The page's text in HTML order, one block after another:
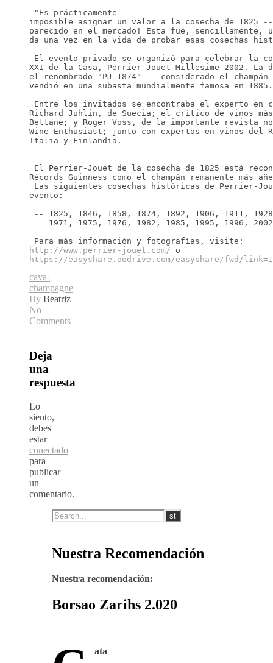
"Es prácticamente
imposible asignar un valor a la cosecha de 1825 --
parecido en el mercado! Esta fue, sencillamente,
da una vez en la vida de probar esas cosechas
El evento privado se organizó para celebrar la
XXI de la Casa, Perrier-Jouet Millesime 2002. La
el renombrado "PJ 1874" -- considerado el champán
vendió en una subasta mundialmente famosa en 1885.
Entre los invitados se encontraba el experto en
Richard Juhlin, de Suecia; el crítico de vinos más
Bettane; y Roger Voss, de la importante revista
Wine Enthusiast; junto con expertos en vinos del
Italia y Finlandia.
El Perrier-Jouet de la cosecha de 1825 está
Récords Guinness como el champán remanente más
Las siguientes cosechas históricas de Perrier-
evento:
-- 1825, 1846, 1858, 1874, 1892, 1906, 1911,
    1971, 1975, 1976, 1982, 1985, 1995, 1996, 2002
Para más información y fotografías, visite:
http://www.perrier-jouet.com/ o
https://easyshare.oodrive.com/easyshare/fwd/
cava-
champagne
By Beatriz
No
Comments
Deja
una
respuesta
Lo
siento,
debes
estar
conectado
para
publicar
un
comentario.
Nuestra Recomendación
Nuestra recomendación:
Borsao Zarihs 2.020
ata